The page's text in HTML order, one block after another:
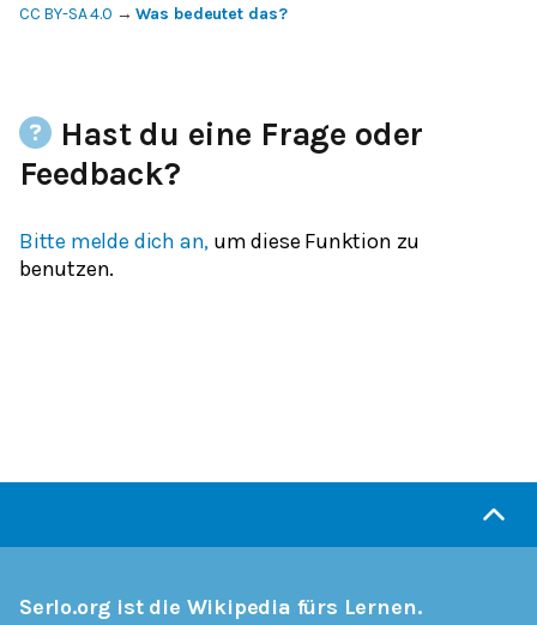
CC BY-SA 4.0 →Was bedeutet das?
Hast du eine Frage oder
Feedback?
Bitte melde dich an, um diese Funktion zu
benutzen.
Serlo.org ist die Wikipedia fürs Lernen.